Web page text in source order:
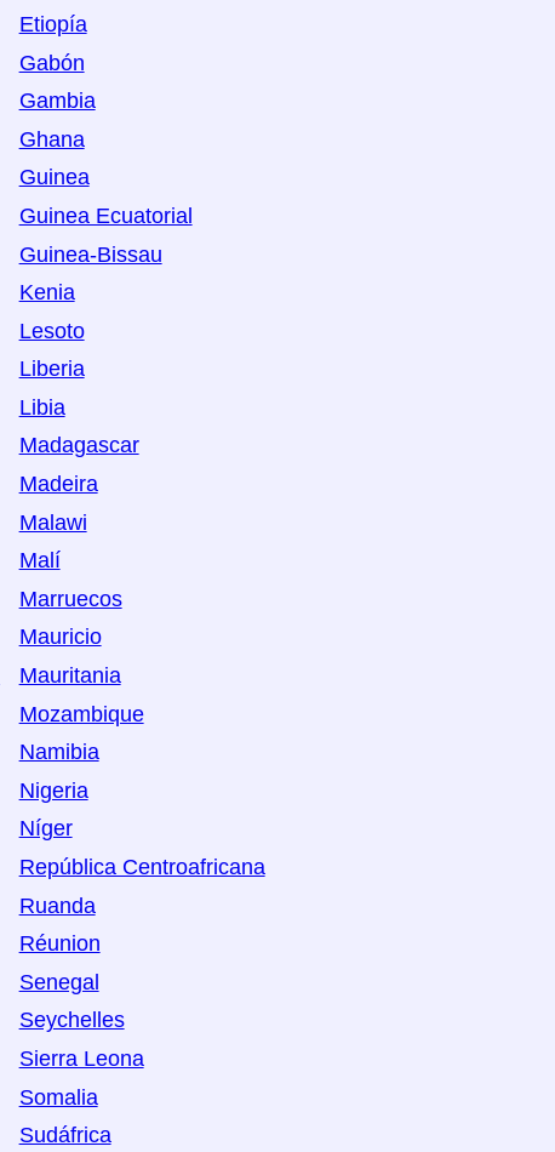
Etiopía
Gabón
Gambia
Ghana
Guinea
Guinea Ecuatorial
Guinea-Bissau
Kenia
Lesoto
Liberia
Libia
Madagascar
Madeira
Malawi
Malí
Marruecos
Mauricio
Mauritania
Mozambique
Namibia
Nigeria
Níger
República Centroafricana
Ruanda
Réunion
Senegal
Seychelles
Sierra Leona
Somalia
Sudáfrica